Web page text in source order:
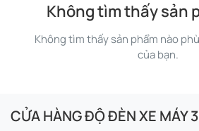
Không tìm thấy sản
Không tìm thấy sản phẩm nào
của bạn.
CỬA HÀNG ĐỘ ĐÈN XE MÁY